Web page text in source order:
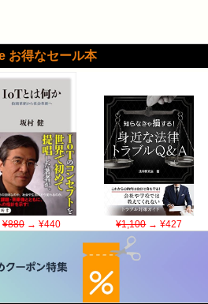
お得なセール本
¥880→ ¥440 ¥1,100→ ¥427